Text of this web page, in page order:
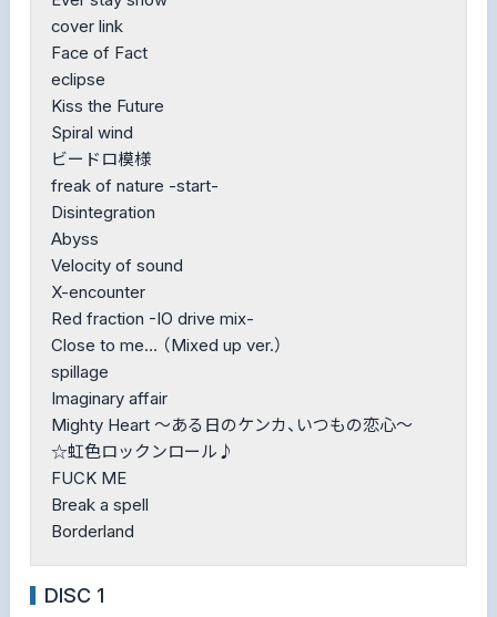
cover link
Face of Fact
eclipse
Kiss the Future
Spiral wind
ビードロ模様
freak of nature -start-
Disintegration
Abyss
Velocity of sound
X-encounter
Red fraction -IO drive mix-
Close to me… （Mixed up ver.）
spillage
Imaginary affair
Mighty Heart ～ある日のケンカ、いつもの恋心～
☆虹色ロックンロール♪
FUCK ME
Break a spell
Borderland
DISC 1